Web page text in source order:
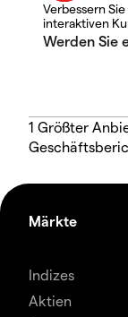
Verbessern
interaktiven
1 Größter
Märkte
Indizes
Aktien